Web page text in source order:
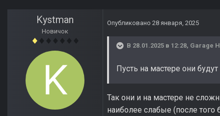
Kystman
Новичок
Опубликовано 28 января, 2025
В 28.01.2025 в 12:28, Garage
Пусть на мастере они
Так они и на мастере не
наиболее слабые (после